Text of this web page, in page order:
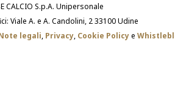
CALCIO S.p.A. Unipersonale
Viale A. e A. Candolini, 2 33100 Udine
legali, Privacy, Cookie Policye